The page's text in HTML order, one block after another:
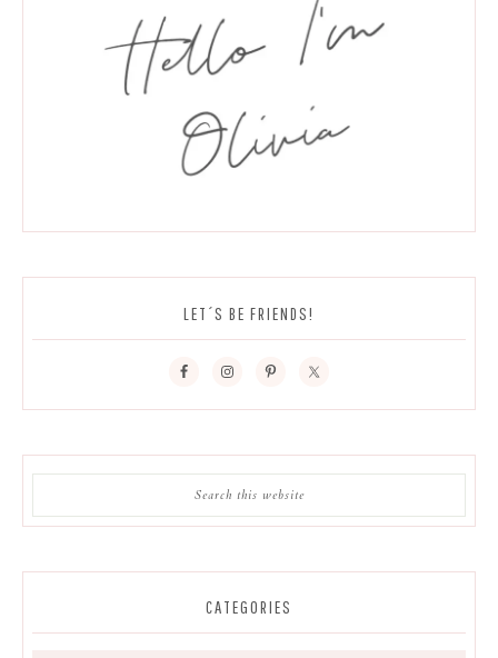
LET´S BE FRIENDS!
CATEGORIES